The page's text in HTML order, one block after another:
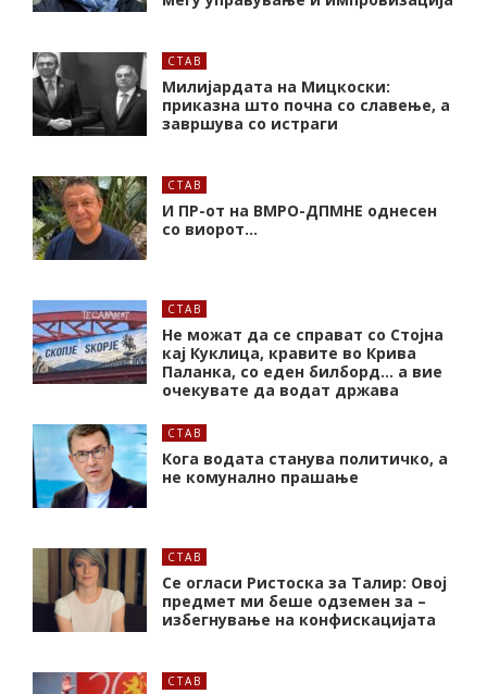
СТАВ
Милијардата на Мицкоски:
приказна што почна со славење, а
завршува со истраги
СТАВ
И ПР-от на ВМРО-ДПМНЕ однесен
со виорот…
СТАВ
Не можат да се справат со Стојна
кај Куклица, кравите во Крива
Паланка, со еден билборд… а вие
очекувате да водат држава
СТАВ
Кога водата станува политичко, а
не комунално прашање
СТАВ
Се огласи Ристоска за Талир: Овој
предмет ми беше одземен за –
избегнување на конфискацијата
СТАВ